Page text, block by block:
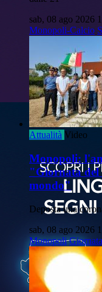
sab, 08 ago 2026
Monopoli-Calcio
Attualità Video
Monopoli:
"Giornata del
mondo"
Deposta una
sab, 08 ago 2026
Monopoli